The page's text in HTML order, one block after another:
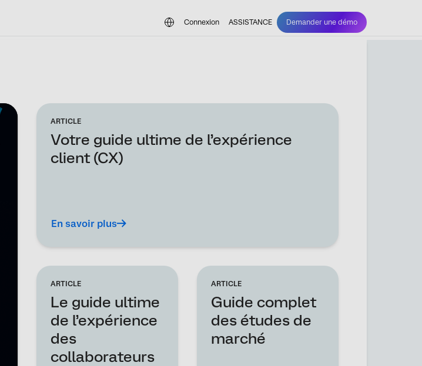
Connexion ASSISTANCE Demander une démo
ARTICLE
Votre guide ultime de l’expérience
client (CX)
En savoir plus
ARTICLE
Le guide ultime
de l’expérience
des
collaborateurs
ARTICLE
Guide complet
des études de
marché